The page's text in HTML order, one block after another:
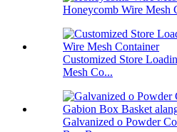
Honeycomb Wire Mesh
Customized Store
Mesh Co...
Galvanized o Powder